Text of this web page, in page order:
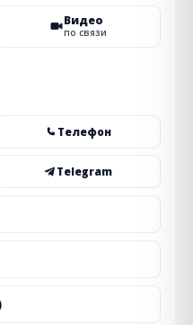
Видео
по связи
Телефон
Telegram